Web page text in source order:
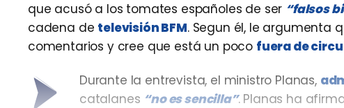
que acusó a los tomates españoles de ser “falsos
cadena de televisión BFM. Segun él, le argumenta
comentarios y cree que está un poco fuera de
Durante la entrevista, el ministro Planas,
catalanes “no es sencilla”. Planas ha